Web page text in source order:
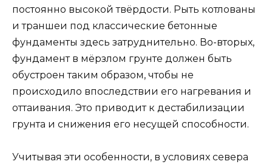
постоянно высокой твёрдости. Рыть котлованы
и траншеи под классические бетонные
фундаменты здесь затруднительно. Во-вторых,
фундамент в мёрзлом грунте должен быть
обустроен таким образом, чтобы не
происходило впоследствии его нагревания и
оттаивания. Это приводит к дестабилизации
грунта и снижения его несущей способности.
Учитывая эти особенности, в условиях севера